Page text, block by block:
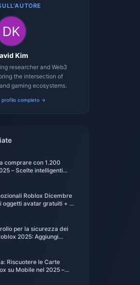
Kim
researcher and Web3
the intersection of
gaming ecosystems.
profilo completo →
comprare con 1.200
– Scelte intelligenti
Roblox Dicembre
oggetti avatar gratuiti + 15
per la sicurezza dei
2025: Aggiungi
Riscuotere le Carte
su Mobile nel 2025 –